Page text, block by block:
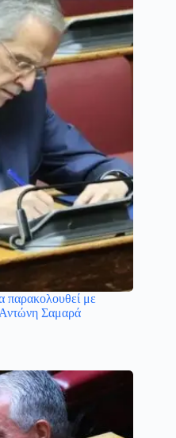
παρακολουθεί με
Αντώνη Σαμαρά